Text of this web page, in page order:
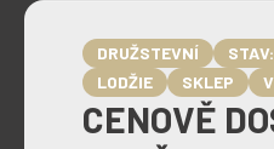
CENOVĚ
DRUŽSTEVNÍ
LODŽIE
SKLEP